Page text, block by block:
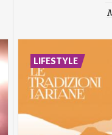
LIFESTYLE